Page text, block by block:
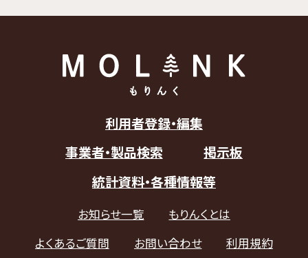
利用者登録・編集
事業者・製品検索
掲示板
統計資料・各種情報等
お知らせ一覧
もりんくとは
よくあるご質問
お問い合わせ 利用規約